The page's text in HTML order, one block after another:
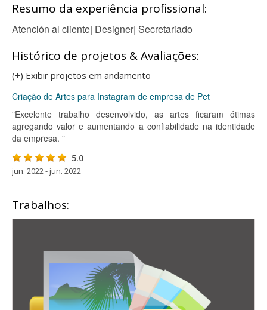
Resumo da experiência profissional:
Atención al cliente| Designer| Secretariado
Histórico de projetos & Avaliações:
(+) Exibir projetos em andamento
Criação de Artes para Instagram de empresa de Pet
"Excelente trabalho desenvolvido, as artes ficaram ótimas
agregando valor e aumentando a confiabilidade na identidade
da empresa. "
5.0
jun. 2022 - jun. 2022
Trabalhos: